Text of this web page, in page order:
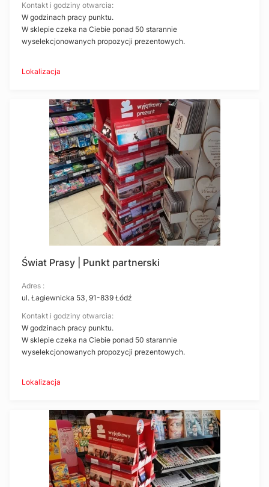
Kontakt i godziny otwarcia:
W godzinach pracy punktu.
W sklepie czeka na Ciebie ponad 50 starannie
wyselekcjonowanych propozycji prezentowych.
Lokalizacja
Świat Prasy | Punkt partnerski
Adres :
ul. Łagiewnicka 53, 91-839 Łódź
Kontakt i godziny otwarcia:
W godzinach pracy punktu.
W sklepie czeka na Ciebie ponad 50 starannie
wyselekcjonowanych propozycji prezentowych.
Lokalizacja